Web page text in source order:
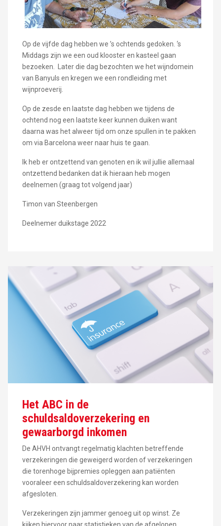
Op de vijfde dag hebben we ’s ochtends gedoken. ‘s
Middags zijn we een oud klooster en kasteel gaan
bezoeken. Later die dag bezochten we het wijndomein
van Banyuls en kregen we een rondleiding met
wijnproeverij.
Op de zesde en laatste dag hebben we tijdens de
ochtend nog een laatste keer kunnen duiken want
daarna was het alweer tijd om onze spullen in te pakken
om via Barcelona weer naar huis te gaan.
Ik heb er ontzettend van genoten en ik wil jullie allemaal
ontzettend bedanken dat ik hieraan heb mogen
deelnemen (graag tot volgend jaar)
Timon van Steenbergen
Deelnemer duikstage 2022
Het ABC in de
schuldsaldoverzekering en
gewaarborgd inkomen
De AHVH ontvangt regelmatig klachten betreffende
verzekeringen die geweigerd worden of verzekeringen
die torenhoge bijpremies opleggen aan patiënten
vooraleer een schuldsaldoverzekering kan worden
afgesloten.
Verzekeringen zijn jammer genoeg uit op winst. Ze